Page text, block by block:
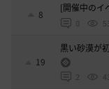
8
[開催中のイ
0
19
黒い砂漠が
2